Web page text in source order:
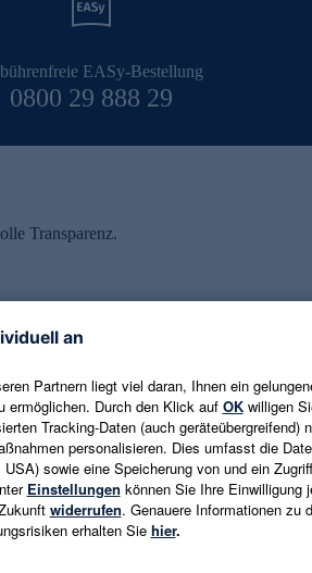
EASy-Bestellung
0800 29 888 29
Transparenz.
in
E-Mail-Adresse eingeben
Es gelten die Datenschutzrichtlinien